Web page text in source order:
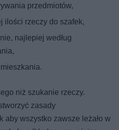
przedmiotów,
ilości rzeczy do szafek,
najlepiej według
niż szukanie rzeczy.
zasady
aby wszystko zawsze leżało w